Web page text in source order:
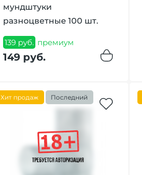
мундштуки
разноцветные 100 шт.
139 руб. премиум
149 руб.
Хит продаж Последний